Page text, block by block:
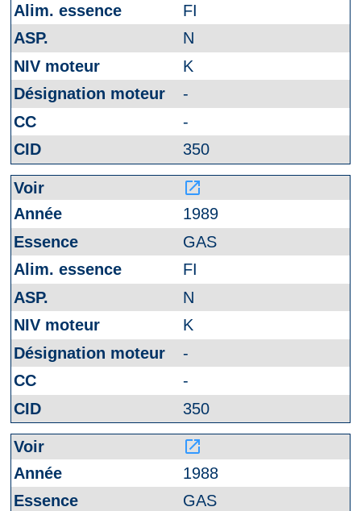
FI
N
K
-
-
350
launch
1989
GAS
FI
N
K
-
-
350
launch
1988
GAS